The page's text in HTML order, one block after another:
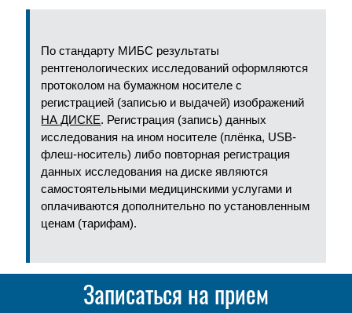
По стандарту МИБС результаты
рентгенологических исследований оформляются
протоколом на бумажном носителе с
регистрацией (записью и выдачей) изображений
НА ДИСКЕ. Регистрация (запись) данных
исследования на ином носителе (плёнка, USB-
флеш-носитель) либо повторная регистрация
данных исследования на диске являются
самостоятельными медицинскими услугами и
оплачиваются дополнительно по установленным
ценам (тарифам).
Записаться на прием